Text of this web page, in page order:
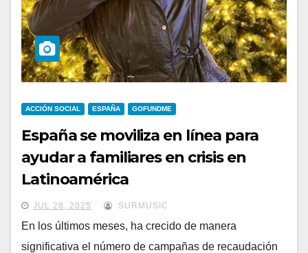
ACCIÓN SOCIAL ESPAÑA GOFUNDME
España se moviliza en línea para
ayudar a familiares en crisis en
Latinoamérica
JUL 28, 2025 SURMUSIC
En los últimos meses, ha crecido de manera
significativa el número de campañas de recaudación